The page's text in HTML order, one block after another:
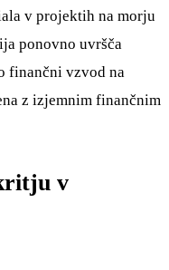
v projektih na morju
ponovno uvršča
finančni vzvod na
z izjemnim finančnim
v